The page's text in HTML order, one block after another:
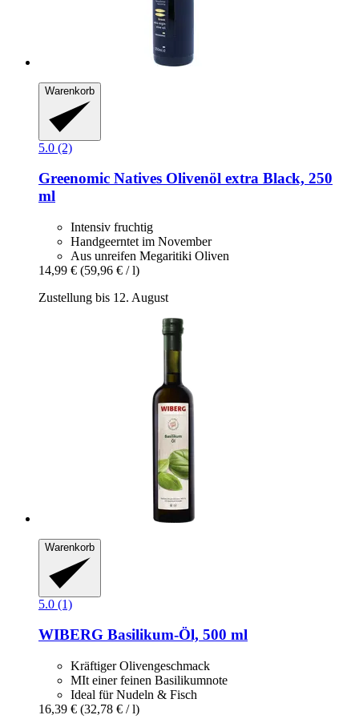
Warenkorb
5.0 (2)
Greenomic Natives Olivenöl extra Black, 250
ml
Intensiv fruchtig
Handgeerntet im November
Aus unreifen Megaritiki Oliven
14,99 € (59,96 € / l)
Zustellung bis 12. August
Warenkorb
5.0 (1)
WIBERG Basilikum-​Öl, 500 ml
Kräftiger Olivengeschmack
MIt einer feinen Basilikumnote
Ideal für Nudeln & Fisch
16,39 € (32,78 € / l)